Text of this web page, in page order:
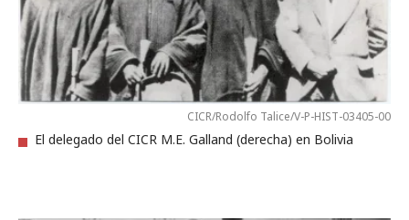
CICR/Rodolfo Talice/V-P-HIST-03405-00
El delegado del CICR M.E. Galland (derecha) en Bolivia